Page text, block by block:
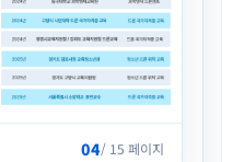
04/ 15 페이지